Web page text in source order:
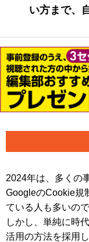
い方まで、
2024年は、多くの
GoogleのCookie規
ている人も多いの
しかし、単純に時
活用の方法を採用